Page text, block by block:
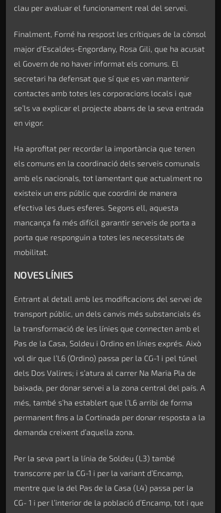
clau per avaluar el funcionament real del servei.
Finalment, Forné ha respost les crítiques de la cònsol
major d’Escaldes-Engordany, Rosa Gili, que ha acusat
el Govern de no haver informat els comuns. El
secretari ha defensat que sí que es van mantenir
contactes amb totes les corporacions locals i que
se’ls va explicar el projecte abans de la seva entrada
en vigor.
Ha aprofitat per recordar la importància que tenen
els comuns en la coordinació dels serveis comunals
amb els nacionals, tot lamentant que actualment no
existeix un ens públic que coordini de manera
efectiva les dues esferes. Segons ell, aquesta
mancança fa més difícil garantir serveis de porta a
porta que responguin a totes les necessitats de
mobilitat.
NOVES LÍNIES
Entrant al detall amb les modificacions del servei de
transport públic, un dels canvis més substancials és
la transformació de les línies que connecten amb el
Pas de la Casa, Soldeu i Ordino en línies exprés. Això
vol dir que l’L6 (Ordino) passa per la CG-1 i pel túnel
dels Dos Valires; i s’atura al carrer Na Maria Pla de
baixada, per donar servei a la zona central del país. A
més, també s’ha establert que l’L6 arribi de forma
permanent fins a la Cortinada per donar resposta a la
demanda creixent d’aquella zona.
Per la seva part la línia de Soldeu (L3) també
transcorre per la CG-1 i per la variant d’Encamp,
mentre que la del Pas de la Casa (L4) passa per la
CG- 1 i per l’interior de la població d’Encamp, tot i que